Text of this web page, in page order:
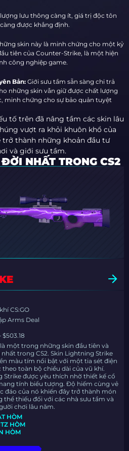
lượng lưu thông càng ít, giá trị độc tôn
được khẳng định.
skin này là minh chứng cho một kỷ
tiên của Counter-Strike, là một hiện
công nghiệp game.
Bản: Giới sưu tầm sẵn sàng chi trả
những skin vẫn giữ được chất lượng
minh chứng cho sự bảo quản tuyệt
tố trên đã nâng tầm các skin lâu
vượt ra khỏi khuôn khổ của
thành những khoản đầu tư
và giới sưu tầm.
NHẤT TRONG CS2
CS:GO
Arms Deal
$503.18
một trong những skin đầu tiên và
trong CS2. Skin Lightning Strike
màu tím nổi bật với một tia sét điện
theo toàn bộ chiều dài của vũ khí.
Strike được yêu thích nhờ thiết kế cổ
tính biểu tượng. Độ hiếm cùng vẻ
đáo của nó khiến đây trở thành món
thể thiếu đối với các nhà sưu tầm và
chơi lâu năm.
HÒM
HÒM
HÒM